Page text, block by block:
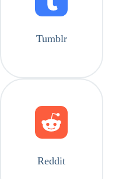
Tumblr
Reddit